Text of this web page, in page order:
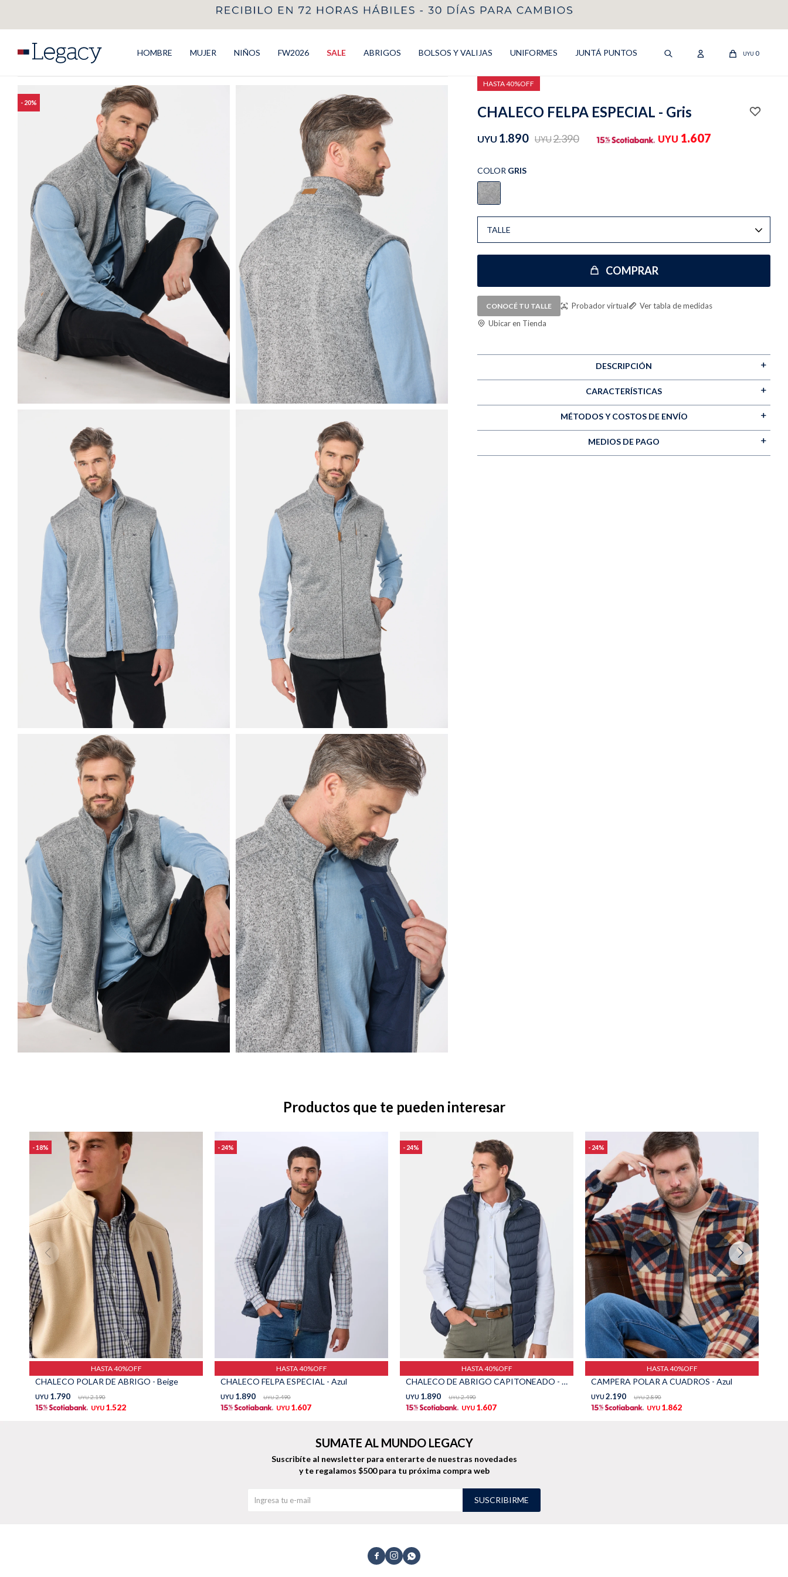
HOMBRE MUJER NIÑOS FW2026 SALE ABRIGOS BOLSOS Y VALIJAS UNIFORMES JUNTÁ PUNTOS UYU 0
20
HASTA 40%OFF
CHALECO FELPA ESPECIAL - Gris
UYU 1.890 UYU2.390 UYU 1.607
COLOR GRIS
TALLE
COMPRAR
CONOCÉ TU TALLE Probador virtual
Ver tabla de medidas
Ubicar en Tienda
DESCRIPCIÓN
CARACTERÍSTICAS
MÉTODOS Y COSTOS DE ENVÍO
MEDIOS DE PAGO
Productos que te pueden interesar
18
HASTA 40%OFF
CHALECO POLAR DE ABRIGO - Beige
UYU 1.790 UYU 2.190
UYU 1.522
24
HASTA 40%OFF
CHALECO FELPA ESPECIAL - Azul
UYU 1.890 UYU 2.490
UYU 1.607
24
HASTA 40%OFF
CHALECO DE ABRIGO CAPITONEADO - Azul
UYU 1.890 UYU 2.490
UYU 1.607
24
HASTA 40%OFF
CAMPERA POLAR A CUADROS - Azul
UYU 2.190 UYU 2.890
UYU 1.862
  
SUMATE AL MUNDO LEGACY
Suscribíte al newsletter para enterarte de nuestras novedades
y te regalamos $500 para tu próxima compra web
SUSCRIBIRME